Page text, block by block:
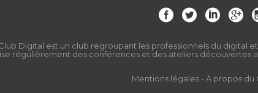
Digital est un club regroupant les professionnels du digital
régulièrement des conférences et des ateliers découvertes
Mentions légales - À propos du